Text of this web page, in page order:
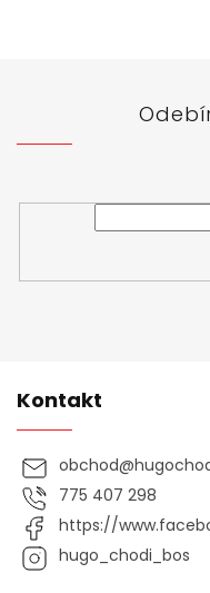
Kontakt
obchod@
775 407 298
https://
hugo_chodi_bos